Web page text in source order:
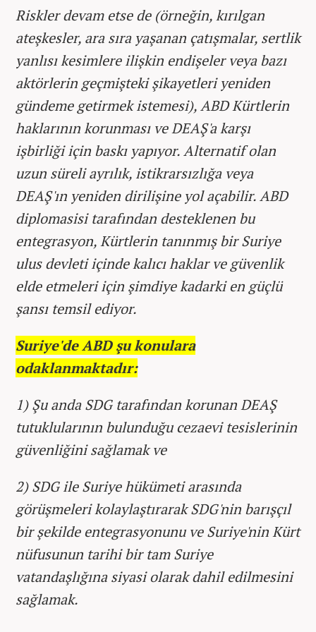
Riskler devam etse de (örneğin, kırılgan
ateşkesler, ara sıra yaşanan çatışmalar, sertlik
yanlısı kesimlere ilişkin endişeler veya bazı
aktörlerin geçmişteki şikayetleri yeniden
gündeme getirmek istemesi), ABD Kürtlerin
haklarının korunması ve DEAŞ'a karşı
işbirliği için baskı yapıyor. Alternatif olan
uzun süreli ayrılık, istikrarsızlığa veya
DEAŞ'ın yeniden dirilişine yol açabilir. ABD
diplomasisi tarafından desteklenen bu
entegrasyon, Kürtlerin tanınmış bir Suriye
ulus devleti içinde kalıcı haklar ve güvenlik
elde etmeleri için şimdiye kadarki en güçlü
şansı temsil ediyor.
Suriye'de ABD şu konulara
odaklanmaktadır:
1) Şu anda SDG tarafından korunan DEAŞ
tutuklularının bulunduğu cezaevi tesislerinin
güvenliğini sağlamak ve
2) SDG ile Suriye hükümeti arasında
görüşmeleri kolaylaştırarak SDG'nin barışçıl
bir şekilde entegrasyonunu ve Suriye'nin Kürt
nüfusunun tarihi bir tam Suriye
vatandaşlığına siyasi olarak dahil edilmesini
sağlamak.